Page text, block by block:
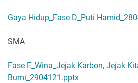
Gaya Hidup_Fase D_Puti
SMA
Fase E_Wina_Jejak Karbon, Jejak
Bumi_2904121.pptx